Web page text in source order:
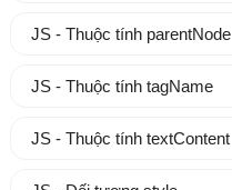
JS - Thuộc tính parentNode
JS - Thuộc tính tagName
JS - Thuộc tính textContent